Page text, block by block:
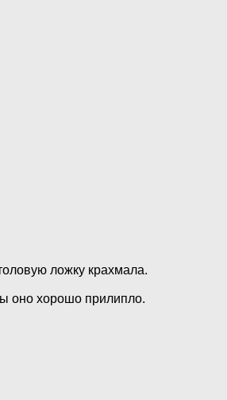
ложку крахмала.
оно хорошо прилипло.